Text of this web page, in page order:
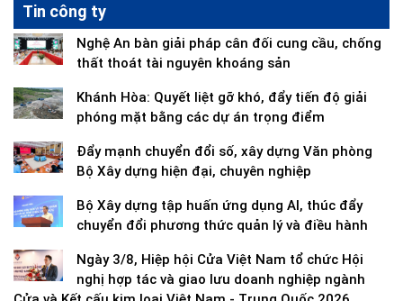
Tin công ty
Nghệ An bàn giải pháp cân đối cung cầu, chống
thất thoát tài nguyên khoáng sản
Khánh Hòa: Quyết liệt gỡ khó, đẩy tiến độ giải
phóng mặt bằng các dự án trọng điểm
Đẩy mạnh chuyển đổi số, xây dựng Văn phòng
Bộ Xây dựng hiện đại, chuyên nghiệp
Bộ Xây dựng tập huấn ứng dụng AI, thúc đẩy
chuyển đổi phương thức quản lý và điều hành
Ngày 3/8, Hiệp hội Cửa Việt Nam tổ chức Hội
nghị hợp tác và giao lưu doanh nghiệp ngành